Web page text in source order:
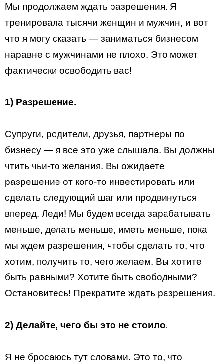
Мы продолжаем ждать разрешения. Я
тренировала тысячи женщин и мужчин, и вот
что я могу сказать — заниматься бизнесом
наравне с мужчинами не плохо. Это может
фактически освободить вас!
1) Разрешение.
Супруги, родители, друзья, партнеры по
бизнесу — я все это уже слышала. Вы должны
чтить чьи-то желания. Вы ожидаете
разрешение от кого-то инвестировать или
сделать следующий шаг или продвинуться
вперед. Леди! Мы будем всегда зарабатывать
меньше, делать меньше, иметь меньше, пока
мы ждем разрешения, чтобы сделать то, что
хотим, получить то, чего желаем. Вы хотите
быть равными? Хотите быть свободными?
Остановитесь! Прекратите ждать разрешения.
2) Делайте, чего бы это не стоило.
Я не бросаюсь тут словами. Это то, что